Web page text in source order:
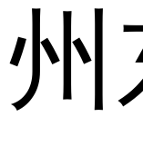
州